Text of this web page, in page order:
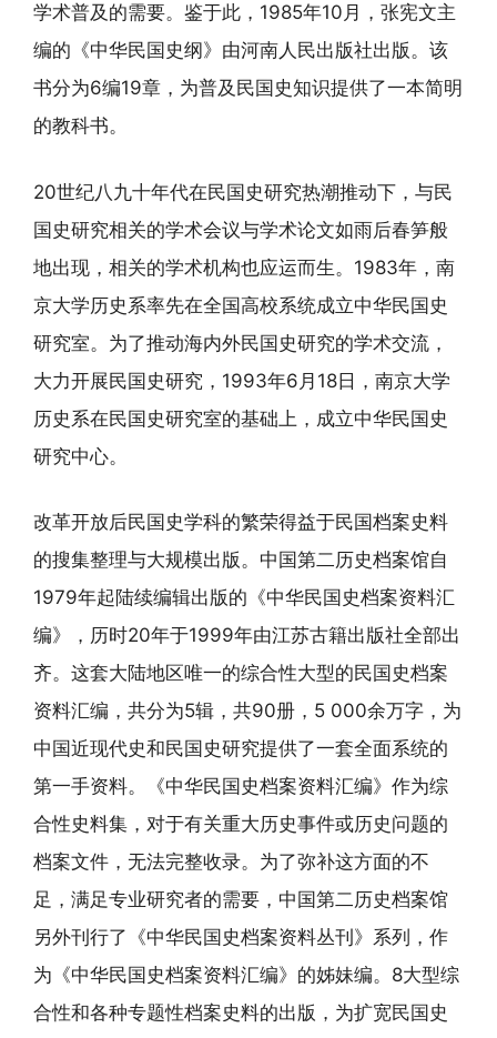
学术普及的需要。鉴于此，1985年10月，张宪文主
编的《中华民国史纲》由河南人民出版社出版。该
书分为6编19章，为普及民国史知识提供了一本简明
的教科书。
20世纪八九十年代在民国史研究热潮推动下，与民
国史研究相关的学术会议与学术论文如雨后春笋般
地出现，相关的学术机构也应运而生。1983年，南
京大学历史系率先在全国高校系统成立中华民国史
研究室。为了推动海内外民国史研究的学术交流，
大力开展民国史研究，1993年6月18日，南京大学
历史系在民国史研究室的基础上，成立中华民国史
研究中心。
改革开放后民国史学科的繁荣得益于民国档案史料
的搜集整理与大规模出版。中国第二历史档案馆自
1979年起陆续编辑出版的《中华民国史档案资料汇
编》，历时20年于1999年由江苏古籍出版社全部出
齐。这套大陆地区唯一的综合性大型的民国史档案
资料汇编，共分为5辑，共90册，5 000余万字，为
中国近现代史和民国史研究提供了一套全面系统的
第一手资料。《中华民国史档案资料汇编》作为综
合性史料集，对于有关重大历史事件或历史问题的
档案文件，无法完整收录。为了弥补这方面的不
足，满足专业研究者的需要，中国第二历史档案馆
另外刊行了《中华民国史档案资料丛刊》系列，作
为《中华民国史档案资料汇编》的姊妹编。8大型综
合性和各种专题性档案史料的出版，为扩宽民国史